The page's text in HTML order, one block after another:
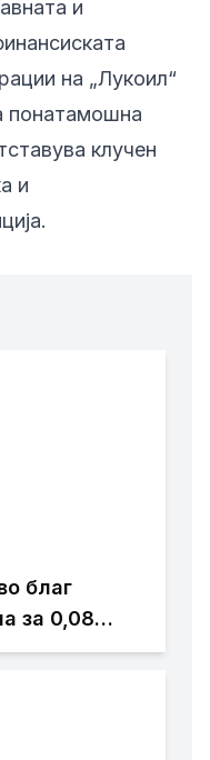
и
на „Лукоил“
понатамошна
клучен
и
благ
за 0,08
на